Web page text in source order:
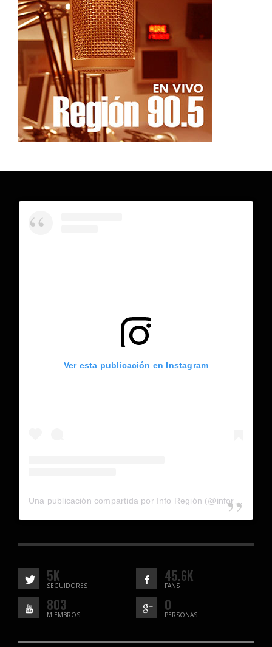
Ver esta publicación en Instagram
5K
SEGUIDORES
45.6K
FANS
803
MIEMBROS
0
PERSONAS